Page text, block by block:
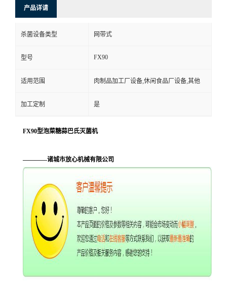
产品详请
杀菌设备类型 网带式
型号 FX90
适用范围 肉制品加工厂设备,休闲食品厂设备,其他
加工定制 是
FX90型泡菜糖蒜巴氏灭菌机
————诸城市放心机械有限公司